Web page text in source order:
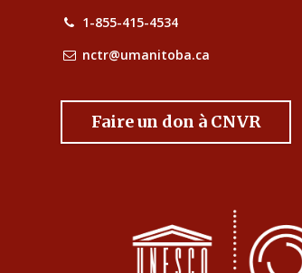
1-855-415-4534
nctr@umanitoba.ca
Faire un don à CNVR